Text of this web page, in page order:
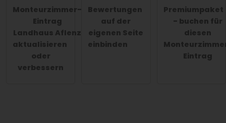
Monteurzimmer-
Eintrag
Landhaus Aflenz
aktualisieren
oder
verbessern
Bewertungen
auf der
eigenen Seite
einbinden
Premiumpaket
- buchen für
diesen
Eintrag